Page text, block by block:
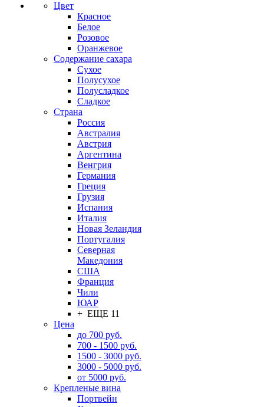
Цвет
Красное
Белое
Розовое
Оранжевое
Содержание сахара
Сухое
Полусухое
Полусладкое
Сладкое
Страна
Россия
Австралия
Австрия
Аргентина
Венгрия
Германия
Греция
Грузия
Испания
Италия
Новая Зеландия
Португалия
Северная
Македония
США
Франция
Чили
ЮАР
+ ЕЩЕ 11
Цена
до 700 руб.
700 - 1500 руб.
1500 - 3000 руб.
3000 - 5000 руб.
от 5000 руб.
Крепленые вина
Портвейн